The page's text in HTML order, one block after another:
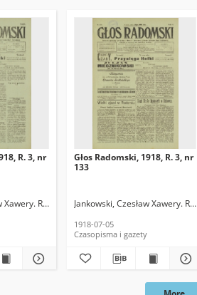
R. 3, nr
Red.
Głos Radomski, 1918, R. 3, nr
133
Jankowski, Czesław Xawery. Red.
1918-07-05
Czasopisma i gazety